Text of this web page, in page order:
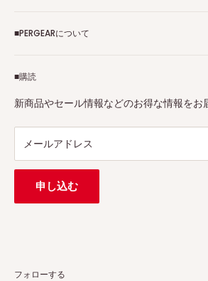
■購読
新商品やセール情報などのお得な情報をお
メールアドレス
申し込む
個人情報保護方針
Tax-free
特定商取引法に基づく表示
■PERGEARについて
7Artisans、FIMIなど各撮影機材ブランドの
プロ、アマチュアを問わず、さまざまな撮
連絡先： support@pergear.co.jp
フォローする